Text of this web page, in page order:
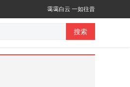
霭霭白云 一如往昔
搜索